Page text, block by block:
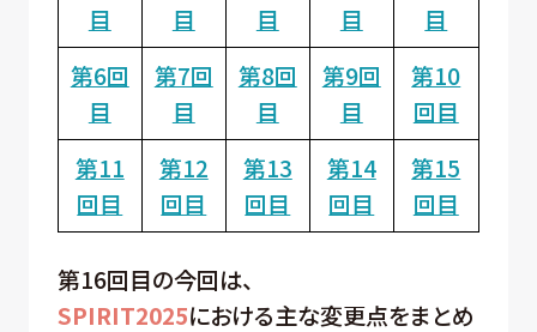
目
目
目
目
目
第6回
目
第7回
目
第8回
目
第9回
目
第10
回目
第11
回目
第12
回目
第13
回目
第14
回目
第15
回目
第16回目の今回は、
SPIRIT2025における主な変更点をまとめ